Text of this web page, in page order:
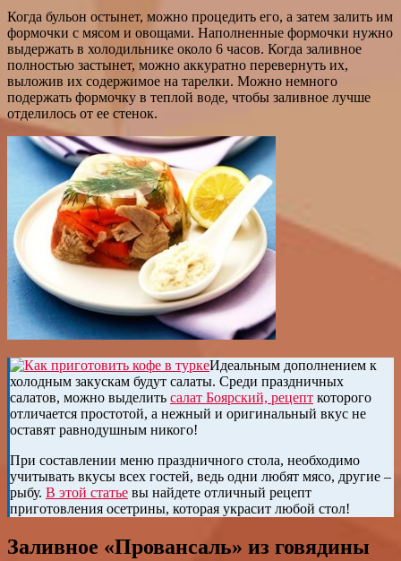
Когда бульон остынет, можно процедить его, а затем залить им
формочки с мясом и овощами. Наполненные формочки нужно
выдержать в холодильнике около 6 часов. Когда заливное
полностью застынет, можно аккуратно перевернуть их,
выложив их содержимое на тарелки. Можно немного
подержать формочку в теплой воде, чтобы заливное лучше
отделилось от ее стенок.
Идеальным дополнением к
холодным закускам будут салаты. Среди праздничных
салатов, можно выделить салат Боярский, рецепт которого
отличается простотой, а нежный и оригинальный вкус не
оставят равнодушным никого!
При составлении меню праздничного стола, необходимо
учитывать вкусы всех гостей, ведь одни любят мясо, другие –
рыбу. В этой статье вы найдете отличный рецепт
приготовления осетрины, которая украсит любой стол!
Заливное «Провансаль» из говядины